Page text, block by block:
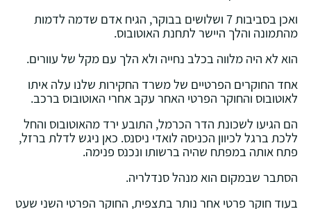
ואכן בסביבות 7 ושלושים בבוקר, הגיח אדם שדמה לדמות
מהתמונה והלך היישר לתחנת האוטובוס.
הוא לא היה מלווה בכלב נחייה ולא הלך עם מקל של עוורים.
אחד החוקרים הפרטיים של משרד החקירות שלנו עלה איתו
לאוטובוס והחוקר הפרטי האחר עקב אחרי האוטובוס ברכב.
הם הגיעו לשכונת הדר הכרמל, התובע ירד מהאוטובוס והחל
ללכת ברגל לכיוון הכניסה לואדי ניסנס. כאן ניגש לדלת ברזל,
פתח אותה במפתח שהיה ברשותו ונכנס פנימה.
הסתבר שבמקום הוא מנהל סנדלריה.
בעוד חוקר פרטי אחר נותר בתצפית, החוקר הפרטי השני שעט